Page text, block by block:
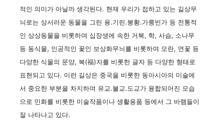
적인 의미가 아닐까 생각된다. 현재 우리가 접하고 있는 길상무
늬로는 상서러운 동물을 그린 용.기린.봉황.가릉빈가 등 전통적
인 상상동물을 비롯하여 십장생에 속한 거북, 학, 사슴, 소나무
등 동식물, 인공적인 꽃인 보상화무늬를 비롯하여 모란, 연꽃 등
다양한 식물의 문양, 복(福)자를 비롯한 글자 등 다양한 형태로
표현되고 있다. 이런 길상은 중국을 비롯한 동아시아의 미술에
서 중요한 부분을 차지하며 유교.불교.도교가 융합되어진 모습
으로 민화를 비롯한 미술작품이나 생활용품 등에서 그 바램들이
잘 나타나고 있다.